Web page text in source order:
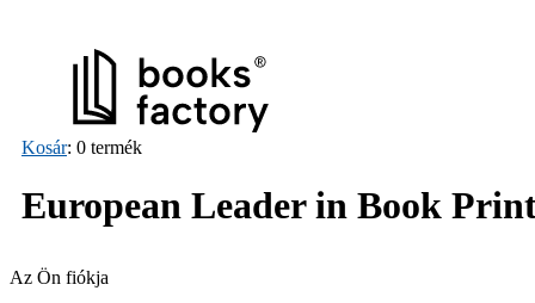
Kosár: 0 termék
European Leader in Book
Az Ön fiókja